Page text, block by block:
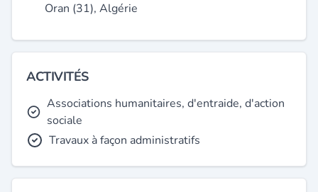
Oran (31), Algérie
ACTIVITÉS
Associations humanitaires, d'entraide, d'action
sociale
Travaux à façon administratifs